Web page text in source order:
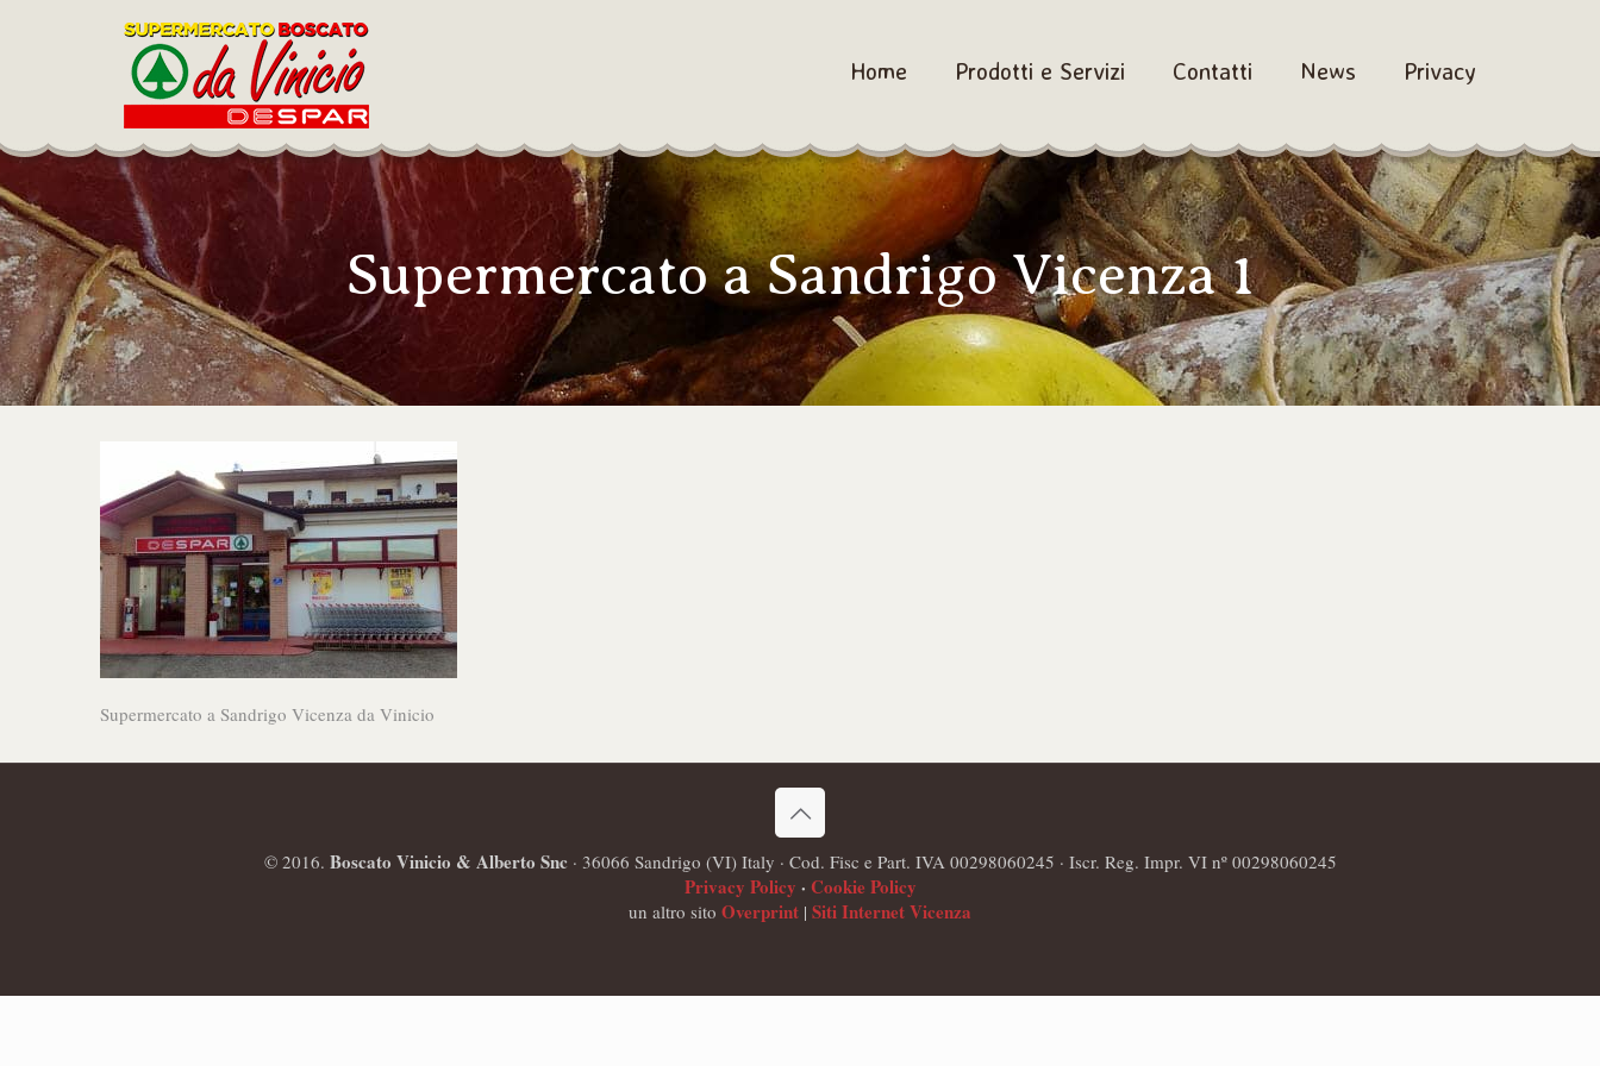
Home Prodotti e Servizi Contatti News Privacy
Supermercato a Sandrigo Vicenza 1
Supermercato a Sandrigo Vicenza da Vinicio
© 2016. Boscato Vinicio & Alberto Snc· 36066 Sandrigo (VI) Italy · Cod. Fisc e Part. IVA 00298060245 · Iscr. Reg. Impr. VI nº 00298060245
Privacy Policy · Cookie Policy
un altro sito Overprint | Siti Internet Vicenza